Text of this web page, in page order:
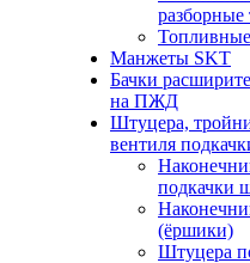
Манжеты SKT
Бачки
на ПЖД
Штуцера,
вентиля
подкачки
(ёршики)
Штуцера